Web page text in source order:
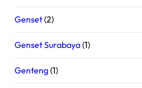
Genset(2)
Genset Surabaya(1)
Genteng(1)